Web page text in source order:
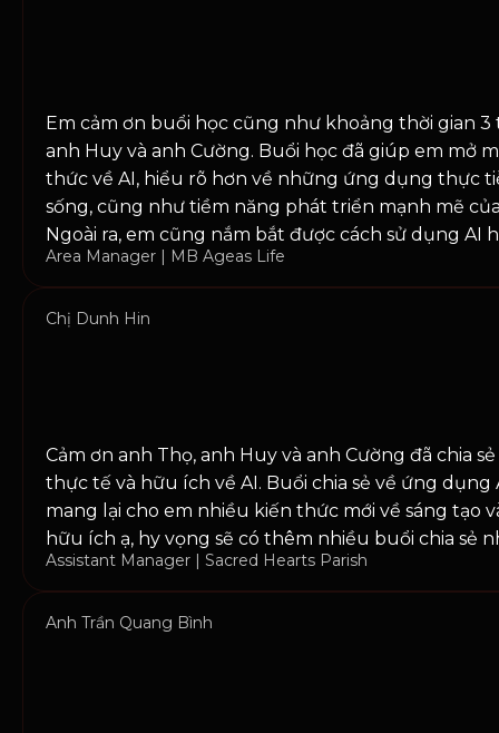
Em cảm ơn buổi học cũng như khoảng thời gian
anh Huy và anh Cường. Buổi học đã giúp em mở
thức về AI, hiểu rõ hơn về những ứng dụng thực
sống, cũng như tiềm năng phát triển mạnh mẽ
Ngoài ra, em cũng nắm bắt được cách sử dụng AI
Area Manager | MB Ageas Life
Chị Dunh Hin
Cảm ơn anh Thọ, anh Huy và anh Cường đã chia
thực tế và hữu ích về AI. Buổi chia sẻ về ứng
mang lại cho em nhiều kiến thức mới về sáng tạo
hữu ích ạ, hy vọng sẽ có thêm nhiều buổi chia sẻ
Assistant Manager | Sacred Hearts Parish
Anh Trần Quang Bình